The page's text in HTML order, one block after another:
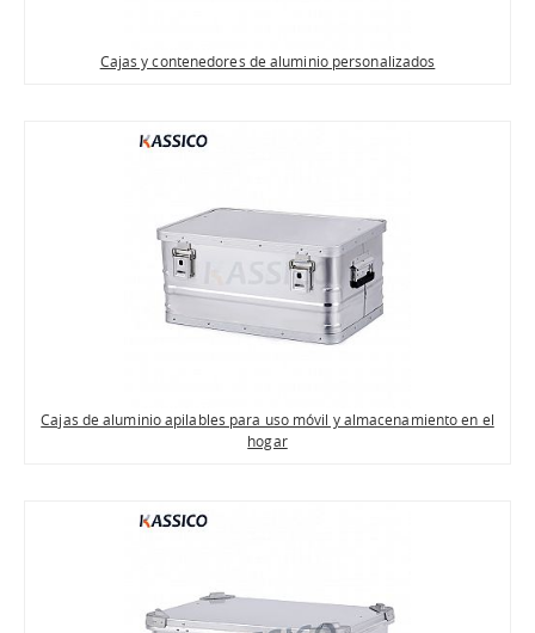
Cajas y contenedores de aluminio personalizados
Cajas de aluminio apilables para uso móvil y almacenamiento en el
hogar